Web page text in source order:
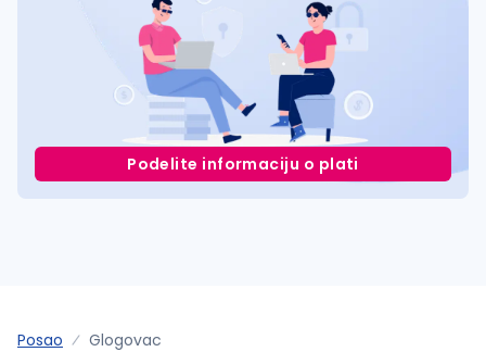
Podelite informaciju o plati
Posao Glogovac